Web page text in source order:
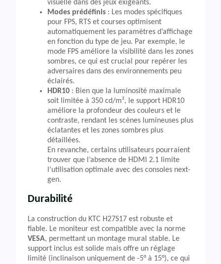
visuelle dans des jeux exigeants.
Modes prédéfinis : Les modes spécifiques
pour FPS, RTS et courses optimisent
automatiquement les paramètres d’affichage
en fonction du type de jeu. Par exemple, le
mode FPS améliore la visibilité dans les zones
sombres, ce qui est crucial pour repérer les
adversaires dans des environnements peu
éclairés.
HDR10 : Bien que la luminosité maximale
soit limitée à 350 cd/m², le support HDR10
améliore la profondeur des couleurs et le
contraste, rendant les scènes lumineuses plus
éclatantes et les zones sombres plus
détaillées.
En revanche, certains utilisateurs pourraient
trouver que l’absence de HDMI 2.1 limite
l’utilisation optimale avec des consoles next-
gen.
Durabilité
La construction du KTC H27S17 est robuste et
fiable. Le moniteur est compatible avec la norme
VESA, permettant un montage mural stable. Le
support inclus est solide mais offre un réglage
limité (inclinaison uniquement de -5° à 15°), ce qui